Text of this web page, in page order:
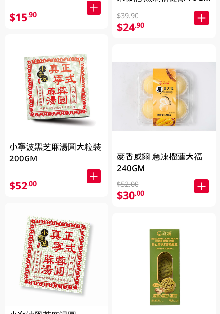
$15.90
小寧波黑芝麻湯圓大粒裝
200GM
$52.00
$39.90
$24.90
麥香威爾 急凍榴蓮大福
240GM
$52.00
$30.00